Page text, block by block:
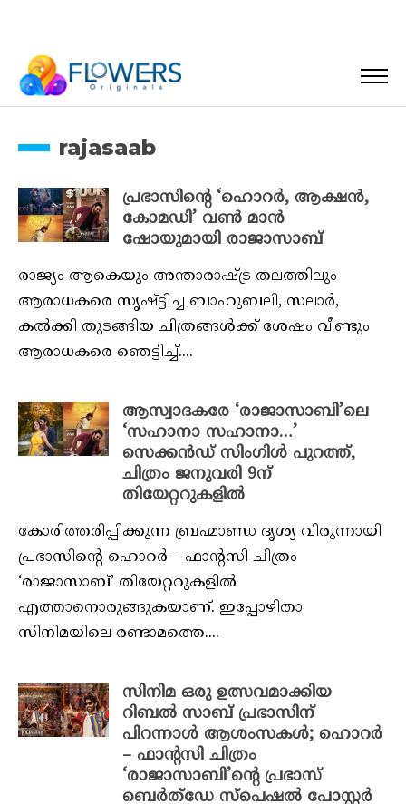
rajasaab
പ്രഭാസിന്റെ ‘ഹൊറർ, ആക്ഷൻ,
കോമഡി’ വൺ മാൻ
ഷോയുമായി രാജാസാബ്
രാജ്യം ആകെയും അന്താരാഷ്ട്ര തലത്തിലും
ആരാധകരെ സൃഷ്ട്ടിച്ച ബാഹുബലി, സലാർ,
കൽക്കി തുടങ്ങിയ ചിത്രങ്ങൾക്ക് ശേഷം വീണ്ടും
ആരാധകരെ ഞെട്ടിച്ച്....
ആസ്വാദകരേ ‘രാജാസാബി’ലെ
‘സഹാനാ സഹാനാ…’
സെക്കൻഡ് സിംഗിൾ പുറത്ത്,
ചിത്രം ജനുവരി 9ന്
തിയേറ്ററുകളിൽ
കോരിത്തരിപ്പിക്കുന്ന ബ്രഹ്മാണ്ഡ ദൃശ്യ വിരുന്നായി
പ്രഭാസിന്‍റെ ഹൊറർ – ഫാന്‍റസി ചിത്രം
‘രാജാസാബ്’ തിയേറ്ററുകളിൽ
എത്താനൊരുങ്ങുകയാണ്. ഇപ്പോഴിതാ
സിനിമയിലെ രണ്ടാമത്തെ....
സിനിമ ഒരു ഉത്സവമാക്കിയ
റിബൽ സാബ് പ്രഭാസിന്
പിറന്നാൾ ആശംസകൾ; ഹൊറർ
– ഫാന്‍റസി ചിത്രം
‘രാജാസാബി’ന്‍റെ പ്രഭാസ്
ബെർത്ഡേ സ്പെഷൽ പോസ്റ്റർ